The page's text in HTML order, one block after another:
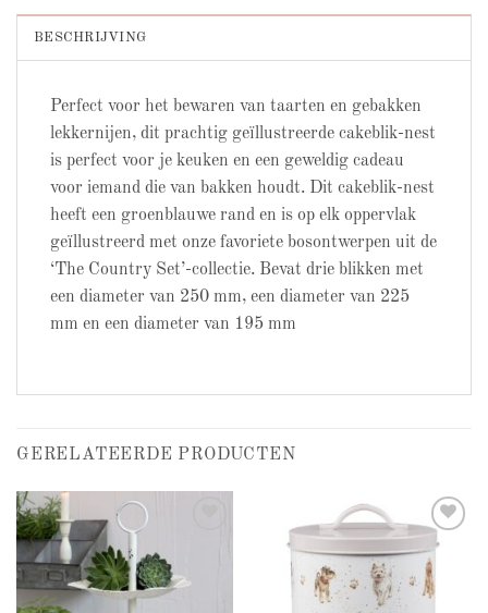
BESCHRIJVING
Perfect voor het bewaren van taarten en gebakken
lekkernijen, dit prachtig geïllustreerde cakeblik-nest
is perfect voor je keuken en een geweldig cadeau
voor iemand die van bakken houdt. Dit cakeblik-nest
heeft een groenblauwe rand en is op elk oppervlak
geïllustreerd met onze favoriete bosontwerpen uit de
‘The Country Set’-collectie. Bevat drie blikken met
een diameter van 250 mm, een diameter van 225
mm en een diameter van 195 mm
GERELATEERDE PRODUCTEN
Add to
wishlist